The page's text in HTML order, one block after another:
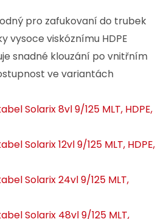
pro zafukovaní do trubek
vysoce viskóznímu HDPE
snadné klouzání po vnitřním
ve variantách
Solarix 8vl 9/125 MLT, HDPE,
Solarix 12vl 9/125 MLT, HDPE,
Solarix 24vl 9/125 MLT,
Solarix 48vl 9/125 MLT,